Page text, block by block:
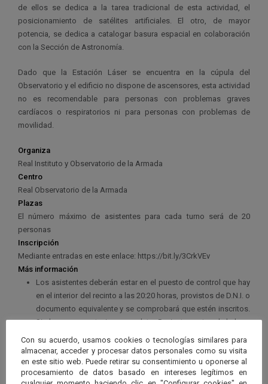
de ellos se dedica a la tarea tradicional de esta actividad, el
posicionamiento de satélites artificiales. El otro, de mayor
potencia, se dedica a catalogar basura espacial en colaboración
con la Sección de Astronomía.
Dado que la Estación Láser se encuentra en la cúpula del
Observatorio y el edificio no dispone de ascensores, esta actividad
no es recomendable para personas con problemas graves
cardíacos o respiratorios ni para personas con problemas de
movilidad.
Organiza
Real Instituto y Observatorio de la Armada
Centro
Real Observatorio de la Armada
Plazas
El número máximo de asistentes para cada turno será de 20
personas
Inscripción
Mediante entradas en este enlace: https://bit.ly/3CrkVEv
Más información
Los asistentes deberán estar en el puesto de control que hay
en el interior del recinto a las 20:20 horas, provistos de D.N.I. o
documento equivalente y se comprobará que estén inscritos.
Si el grupo no estuviera completo, 5 minutos antes de la hora
de comienzo, las entradas pendientes quedarán
automáticamente anuladas y se completará con las personas
en espera (sin entrada) por estricto orden de llegada.
Con su acuerdo, usamos cookies o tecnologías similares para
almacenar, acceder y procesar datos personales como su visita
en este sitio web. Puede retirar su consentimiento u oponerse al
procesamiento de datos basado en intereses legítimos en